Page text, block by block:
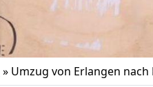
» Umzug von Erlangen